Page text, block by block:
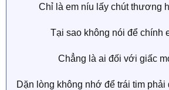
Chỉ là em níu lấy chút thương
Tại sao không nói để chính
Chẳng là ai đối với giấc
Dặn lòng không nhớ để trái tim